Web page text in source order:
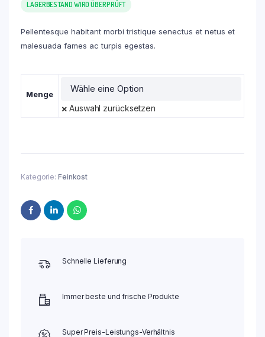
LAGERBESTAND WIRD ÜBERPRÜFT
Pellentesque habitant morbi tristique senectus et netus et
malesuada fames ac turpis egestas.
Menge
Auswahl zurücksetzen
Kategorie: Feinkost
Schnelle Lieferung
Immer beste und frische Produkte
Super Preis-Leistungs-Verhältnis